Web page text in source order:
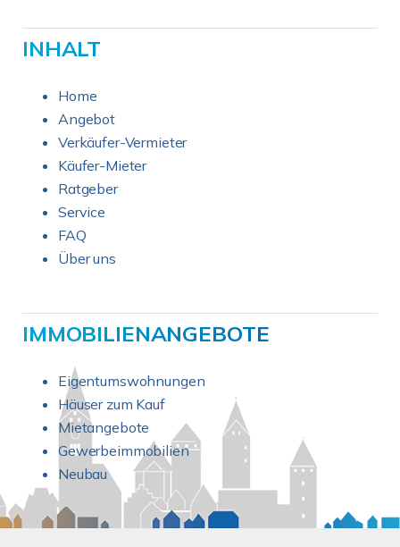
INHALT
Home
Angebot
Verkäufer-Vermieter
Käufer-Mieter
Ratgeber
Service
FAQ
Über uns
IMMOBILIENANGEBOTE
Eigentumswohnungen
Häuser zum Kauf
Mietangebote
Gewerbeimmobilien
Neubau